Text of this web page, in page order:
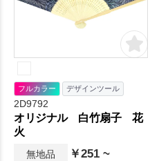
フルカラー デザインツール
2D9792
オリジナル 白竹扇子 花
火
無地品 ￥251 ~